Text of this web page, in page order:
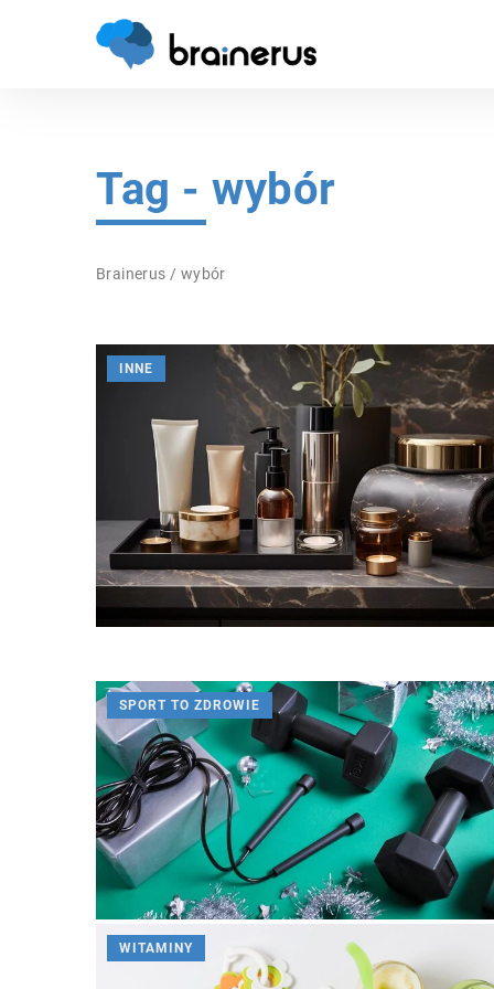
Tag - wybór
Brainerus / wybór
INNE
SPORT TO ZDROWIE
WITAMINY
INNE
Redaktor Blue Whale
Jakie korzyści przynosi
zębów pod
Dowiedz się, dlaczego
zastosowaniem
precyzyjne i
Poznaj zaawansowane
zapewniają lepsze